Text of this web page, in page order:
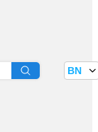
BN